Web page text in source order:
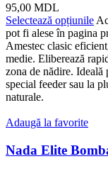
95,00 MDL
Selectează opțiunile
pot fi alese în pagina
Amestec clasic
medie. Eliberează
zona de nădire.
special feeder sau la
naturale.
Adaugă la favorite
Nada Elite